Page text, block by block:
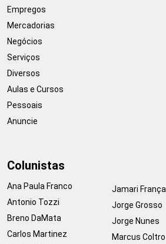
Empregos
Mercadorias
Negócios
Serviços
Diversos
Aulas e Cursos
Pessoais
Anuncie
Colunistas
Ana Paula Franco
Antonio Tozzi
Breno DaMata
Carlos Martinez
Jamari França
Jorge Grosso
Jorge Nunes
Marcus Coltro